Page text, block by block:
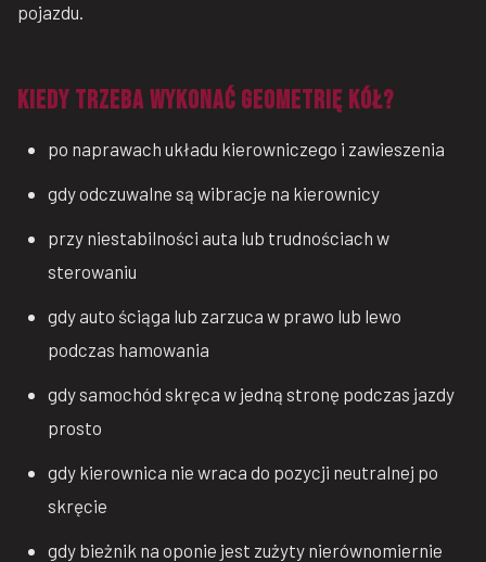
pojazdu.
KIEDY TRZEBA WYKONAĆ GEOMETRIĘ KÓŁ?
po naprawach układu kierowniczego i zawieszenia
gdy odczuwalne są wibracje na kierownicy
przy niestabilności auta lub trudnościach w
sterowaniu
gdy auto ściąga lub zarzuca w prawo lub lewo
podczas hamowania
gdy samochód skręca w jedną stronę podczas jazdy
prosto
gdy kierownica nie wraca do pozycji neutralnej po
skręcie
gdy bieżnik na oponie jest zużyty nierównomiernie